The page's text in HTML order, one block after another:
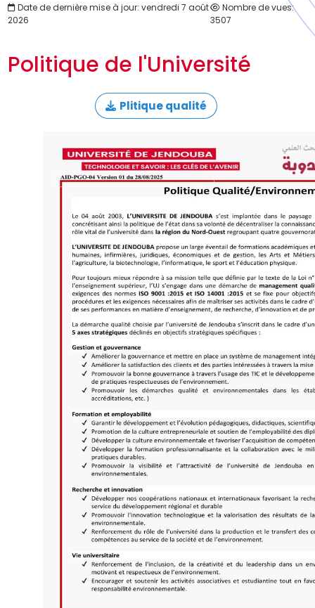
Date de dernière mise à jour: vendredi 7 août
2026
Nombre de vues:
3507
Politique de l'Université
Plitique qualité